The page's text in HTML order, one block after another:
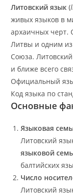
Литовский язык (
живых языков в
архаичных черт.
Литвы и одним
Союза.
и ближе всего
Официальный
Код языка по
Основные
Языковая
Литовский
языковой
балтийских
Число
Литовский